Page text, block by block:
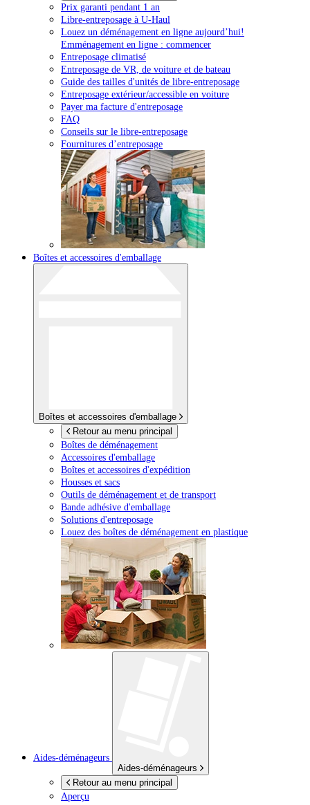
Prix garanti pendant 1 an
Libre-entreposage à U-Haul
Louez un déménagement en ligne aujourd’hui!
Emménagement en ligne : commencer
Entreposage climatisé
Entreposage de VR, de voiture et de bateau
Guide des tailles d'unités de libre-entreposage
Entreposage extérieur/accessible en voiture
Payer ma facture d'entreposage
FAQ
Conseils sur le libre-entreposage
Fournitures d’entreposage
Boîtes et accessoires d'emballage
Boîtes et accessoires d'emballage
Retour au menu principal
Boîtes de déménagement
Accessoires d'emballage
Boîtes et accessoires d'expédition
Housses et sacs
Outils de déménagement et de transport
Bande adhésive d'emballage
Solutions d'entreposage
Louez des boîtes de déménagement en plastique
Aides-déménageurs
Aides-déménageurs
Retour au menu principal
Aperçu